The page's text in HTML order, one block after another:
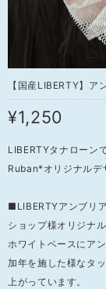
【国産LIBERTY】
¥1,250
LIBERTYタナローン
Ruban*オリジナルデ
■LIBERTYアンブリ
ショップ様オリジナル
ホワイトベースにア
加年を施した様なタ
上がっています。